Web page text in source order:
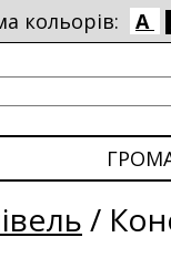
кольорів: A
/